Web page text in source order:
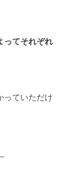
ってそれぞれ
っていただけ